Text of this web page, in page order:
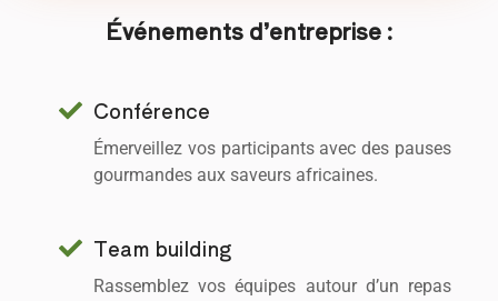
Événements d’entreprise :
Conférence
Émerveillez vos participants avec des pauses
gourmandes aux saveurs africaines.
Team building
Rassemblez vos équipes autour d’un repas